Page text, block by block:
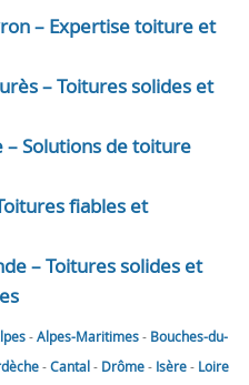
– Expertise toiture et
– Toitures solides et
– Solutions de toiture
fiables et
– Toitures solides et
-Alpes-Maritimes- Bouches-du-
-Cantal- Drôme- Isère- Loire